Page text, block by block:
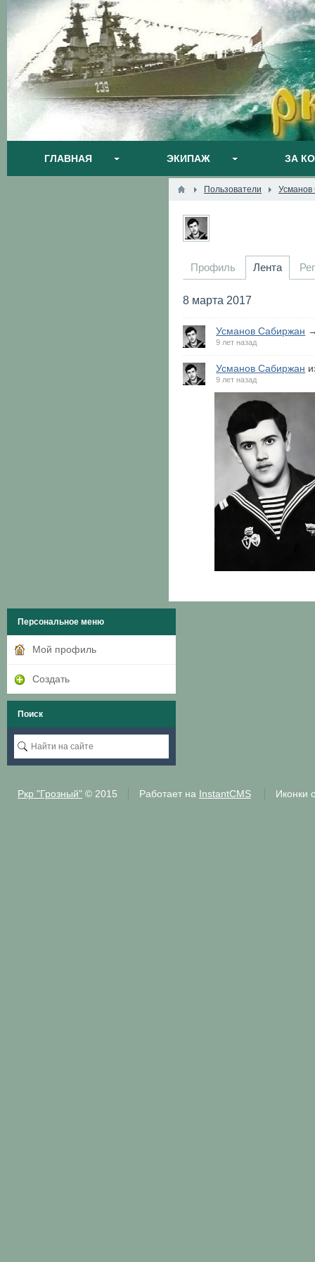
ГЛАВНАЯ ЭКИПАЖ ЗА
Пользователи
Профиль Лента
8 марта 2017
Усманов Сабиржан
9 лет назад
Усманов Сабиржан
9 лет назад
Персональное меню
Мой профиль
Создать
Поиск
Ркр "Грозный"© 2015 Работает на InstantCMS Иконки